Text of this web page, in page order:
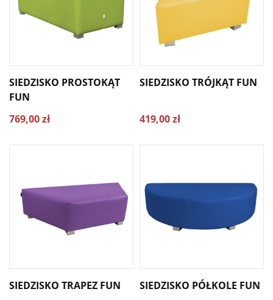
SIEDZISKO PROSTOKĄT
FUN
769,00 zł
SIEDZISKO TRÓJKĄT FUN
419,00 zł
SIEDZISKO TRAPEZ FUN SIEDZISKO PÓŁKOLE FUN